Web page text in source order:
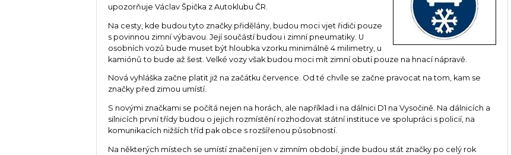
upozorňuje Václav Špička z Autoklubu ČR.
Na cesty, kde budou tyto značky přidělány, budou moci vjet řidiči pouze
s povinnou zimní výbavou. Její součástí budou i zimní pneumatiky. U
osobních vozů bude muset být hloubka vzorku minimálně 4 milimetry, u
kamiónů to bude až šest. Velké vozy však budou moci mít zimní obutí pouze na hnací nápravě.
Nová vyhláška začne platit již na začátku července. Od té chvíle se začne pravocat na tom, kam se
značky před zimou umístí.
S novými značkami se počítá nejen na horách, ale například i na dálnici D1 na Vysočině. Na dálnicích a
silnicích první třídy budou o jejich rozmístění rozhodovat státní instituce ve spolupráci s policií, na
komunikacích nižších tříd pak obce s rozšířenou působností.
Na některých místech se umístí značení jen v zimním období, jinde budou stát značky po celý rok